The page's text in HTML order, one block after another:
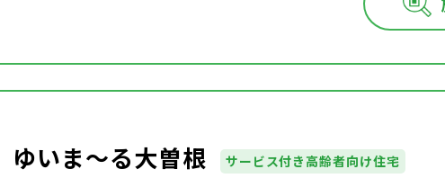
ゆいま～る大曽根 サービス付き高齢者向け住宅